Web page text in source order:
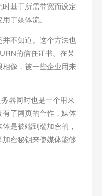
基于所需带宽而设定
于媒体流。
不知道。这个方法也
的信任证书。在某
像，被一些企业用来
器同时也是一个用来
了网页的合作，媒体
是被端到端加密的，
密秘钥来使媒体能够